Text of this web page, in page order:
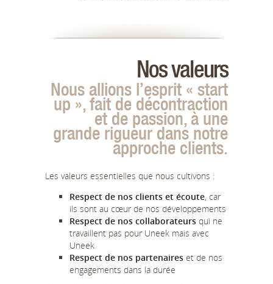
Nos valeurs
Nous allions l’esprit « start
up », fait de décontraction
et de passion, à une
grande rigueur dans notre
approche clients.
Les valeurs essentielles que nous cultivons :
Respect de nos clients et écoute, car
ils sont au cœur de nos développements
Respect de nos collaborateurs qui ne
travaillent pas pour Uneek mais avec
Uneek
Respect de nos partenaires et de nos
engagements dans la durée